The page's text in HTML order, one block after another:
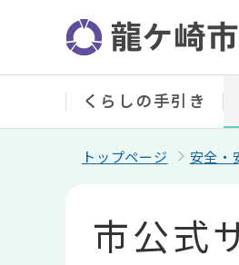
ジ
くらしの手引き
トップページ 安全・
市公式